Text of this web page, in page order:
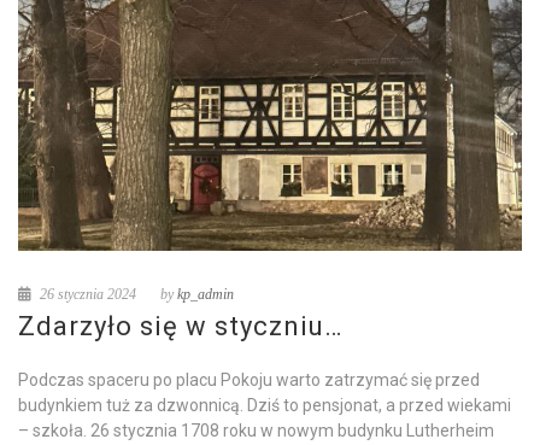
26 stycznia 2024 bykp_admin
Zdarzyło się w styczniu…
Podczas spaceru po placu Pokoju warto zatrzymać się przed
budynkiem tuż za dzwonnicą. Dziś to pensjonat, a przed wiekami
– szkoła. 26 stycznia 1708 roku w nowym budynku Lutherheim